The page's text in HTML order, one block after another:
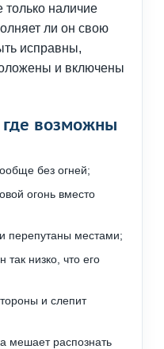
только наличие
ли он свою
исправны,
и включены
возможны
без огней;
огонь вместо
перепутаны местами;
так низко, что его
и слепит
мешает распознать